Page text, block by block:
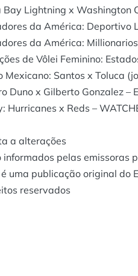
Bay Lightning x Washington
da América: Deportivo
da América:
de Vôlei Feminino:
Santos x Toluca
Duno x Gilberto Gonzalez –
Hurricanes x Reds –
a alterações
pelas emissoras
uma publicação original do
reservados